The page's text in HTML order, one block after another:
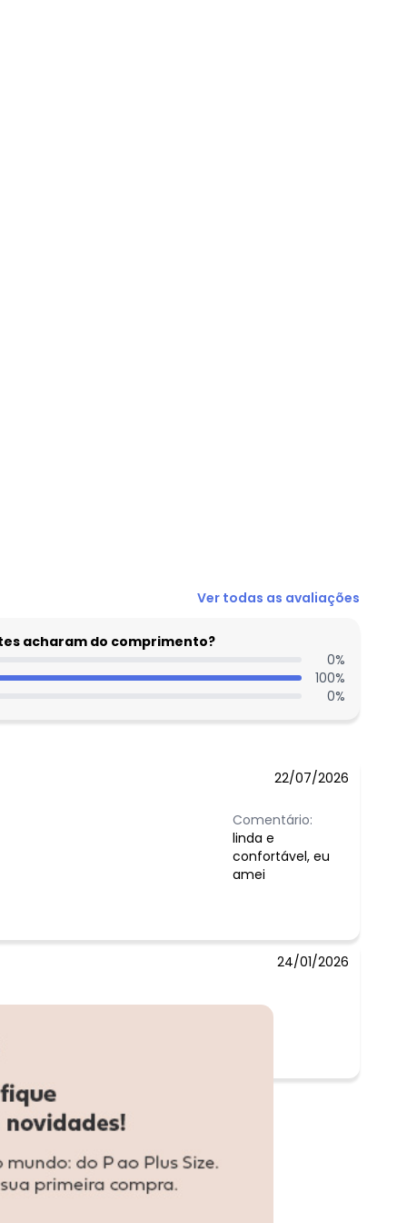
Ver todas as avaliações
acharam do comprimento?
0%
100%
0%
22/07/2026
Comentário:
linda e
confortável, eu
amei
24/01/2026